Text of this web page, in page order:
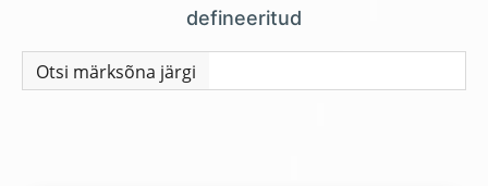
defineeritud
Otsi märksõna järgi